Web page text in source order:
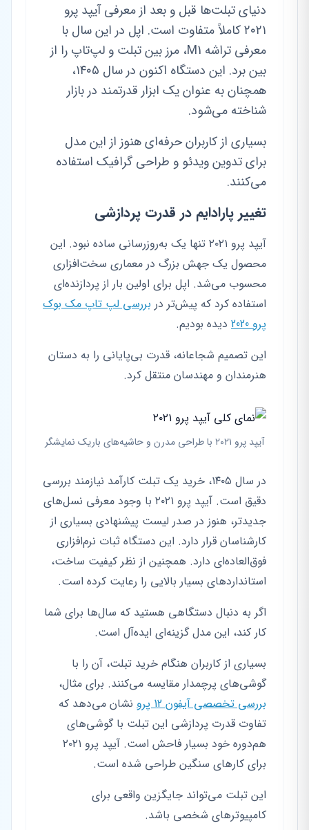
دنیای تبلت‌ها قبل و بعد از معرفی آیپد پرو
۲۰۲۱ کاملاً متفاوت است. اپل در این سال با
معرفی تراشه M1، مرز بین تبلت و لپ‌تاپ را از
بین برد. این دستگاه اکنون در سال ۱۴۰۵،
همچنان به عنوان یک ابزار قدرتمند در بازار
شناخته می‌شود.
بسیاری از کاربران حرفه‌ای هنوز از این مدل
برای تدوین ویدئو و طراحی گرافیک استفاده
می‌کنند.
تغییر پارادایم در قدرت پردازشی
آیپد پرو ۲۰۲۱ تنها یک به‌روزرسانی ساده نبود. این
محصول یک جهش بزرگ در معماری سخت‌افزاری
محسوب می‌شد. اپل برای اولین بار از پردازنده‌ای
استفاده کرد که پیش‌تر در بررسی لپ تاپ مک بوک
پرو 2020
دیده بودیم.
این تصمیم شجاعانه، قدرت بی‌پایانی را به دستان
هنرمندان و مهندسان منتقل کرد.
آیپد پرو ۲۰۲۱ با طراحی مدرن و حاشیه‌های باریک نمایشگر
در سال ۱۴۰۵، خرید یک تبلت کارآمد نیازمند بررسی
دقیق است. آیپد پرو ۲۰۲۱ با وجود معرفی نسل‌های
جدیدتر، هنوز در صدر لیست پیشنهادی بسیاری از
کارشناسان قرار دارد. این دستگاه ثبات نرم‌افزاری
فوق‌العاده‌ای دارد. همچنین از نظر کیفیت ساخت،
استانداردهای بسیار بالایی را رعایت کرده است.
اگر به دنبال دستگاهی هستید که سال‌ها برای شما
کار کند، این مدل گزینه‌ای ایده‌آل است.
بسیاری از کاربران هنگام خرید تبلت، آن را با
گوشی‌های پرچمدار مقایسه می‌کنند. برای مثال،
بررسی تخصصی آیفون 12 پرو
نشان می‌دهد که
تفاوت قدرت پردازشی این تبلت با گوشی‌های
هم‌دوره خود بسیار فاحش است. آیپد پرو ۲۰۲۱
برای کارهای سنگین طراحی شده است.
این تبلت می‌تواند جایگزین واقعی برای
کامپیوترهای شخصی باشد.